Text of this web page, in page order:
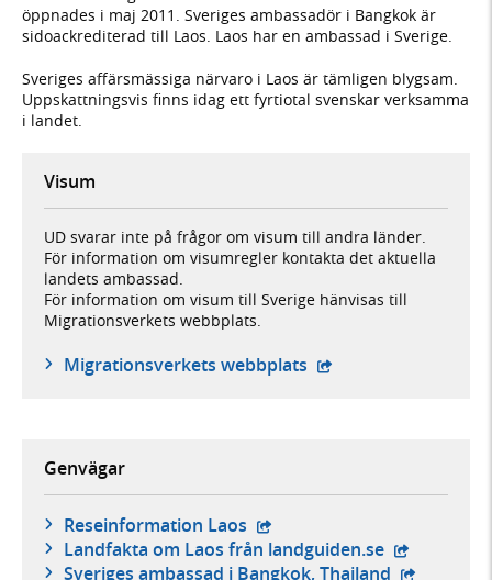
öppnades i maj 2011. Sveriges ambassadör i Bangkok är
sidoackrediterad till Laos. Laos har en ambassad i Sverige.
Sveriges affärsmässiga närvaro i Laos är tämligen blygsam.
Uppskattningsvis finns idag ett fyrtiotal svenskar verksamma
i landet.
Visum
UD svarar inte på frågor om visum till andra länder.
För information om visumregler kontakta det aktuella
landets ambassad.
För information om visum till Sverige hänvisas till
Migrationsverkets webbplats.
Migrationsverkets webbplats - öppnas i ny flik,
Genvägar
Reseinformation Laos - extern webbplats,
Landfakta om Laos från landguiden.se - extern
Sveriges ambassad i Bangkok, Thailand - extern